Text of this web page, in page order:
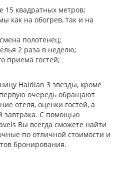
15 квадратных метров;
как на обогрев, так и на
полотенец;
2 раза в неделю;
приема гостей;
Haidian 3 звезды, кроме
очередь обращают
отеля, оценки гостей, а
завтрака. С помощью
Вы всегда сможете найти
по отличной стоимости и
бронирования.